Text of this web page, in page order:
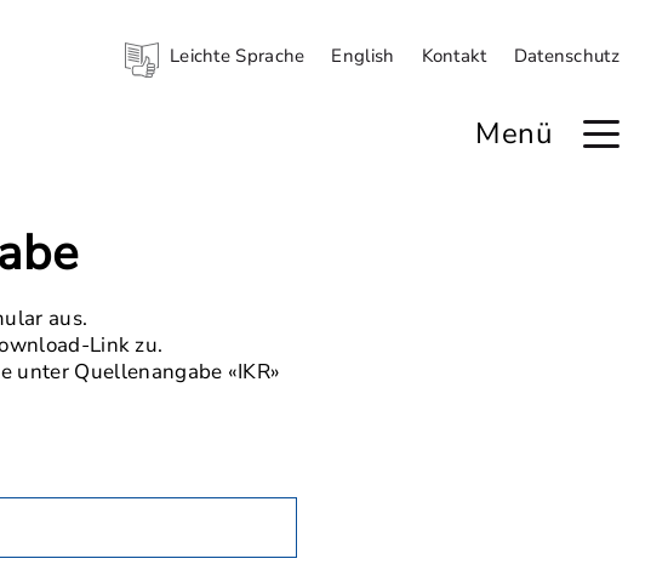
Leichte Sprache English Kontakt Datenschutz
Menü
aus.
Link zu.
unter Quellenangabe «IKR»